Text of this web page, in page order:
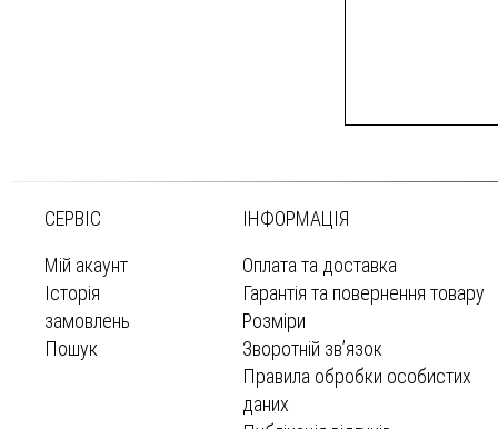
СЕРВІС
Мій акаунт
Історія
замовлень
Пошук
ІНФОРМАЦІЯ
Оплата та доставка
Гарантія та повернення товару
Розміри
Зворотній зв’язок
Правила обробки особистих
даних